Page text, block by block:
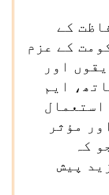
کے
کے عزم
اور
ایم
استعمال
مؤثر
کہ
پیش